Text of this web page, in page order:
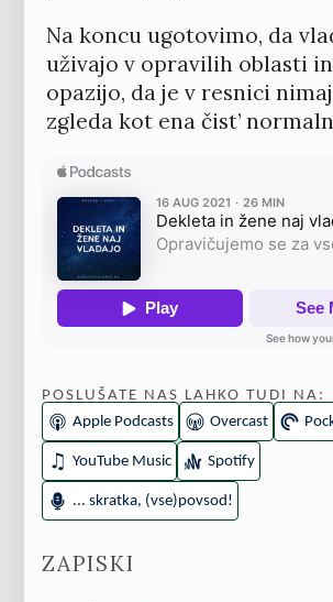
Na koncu ugotovimo, da
uživajo v opravilih oblasti
opazijo, da je v resnici
zgleda kot ena čist’
POSLUŠATE NAS LAHKO TUDI NA:
Apple Podcasts
Overcast
YouTube Music Spotify
... skratka, (vse)povsod!
ZAPISKI